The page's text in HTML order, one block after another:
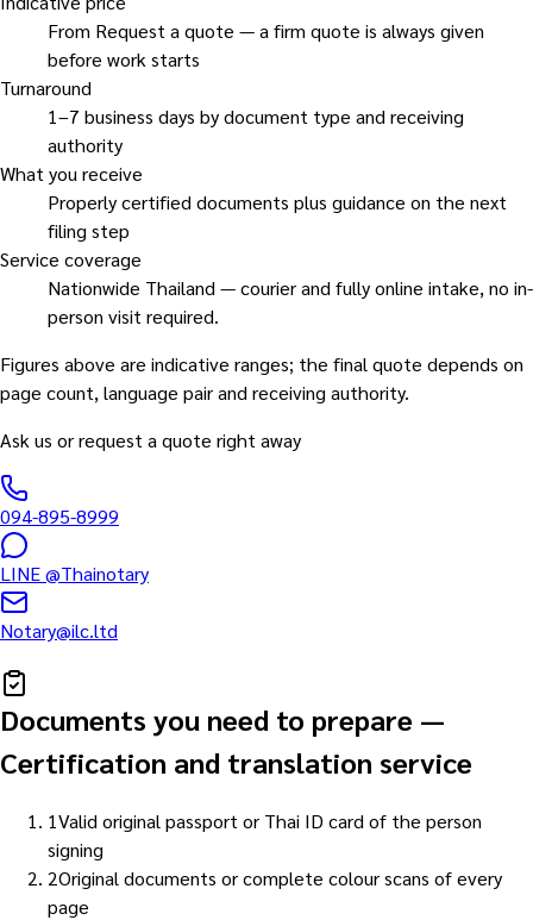
From Request a quote — a firm quote is always given
before work starts
Turnaround
1–7 business days by document type and receiving
authority
What you receive
Properly certified documents plus guidance on the next
filing step
Service coverage
Nationwide Thailand — courier and fully online intake, no in-
person visit required.
Figures above are indicative ranges; the final quote depends on
page count, language pair and receiving authority.
Ask us or request a quote right away
094-895-8999
LINE@Thainotary
Notary@ilc.ltd
Documents you need to prepare —
Certification and translation service
1Valid original passport or Thai ID card of the person
signing
2Original documents or complete colour scans of every
page